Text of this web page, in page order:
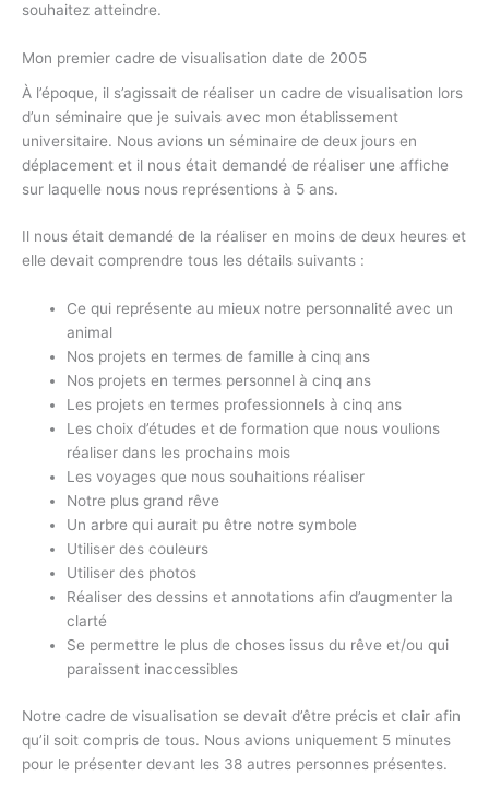
souhaitez atteindre.
Mon premier cadre de visualisation date de 2005
À l’époque, il s’agissait de réaliser un cadre de visualisation lors
d’un séminaire que je suivais avec mon établissement
universitaire. Nous avions un séminaire de deux jours en
déplacement et il nous était demandé de réaliser une affiche
sur laquelle nous nous représentions à 5 ans.
Il nous était demandé de la réaliser en moins de deux heures et
elle devait comprendre tous les détails suivants :
Ce qui représente au mieux notre personnalité avec un
animal
Nos projets en termes de famille à cinq ans
Nos projets en termes personnel à cinq ans
Les projets en termes professionnels à cinq ans
Les choix d’études et de formation que nous voulions
réaliser dans les prochains mois
Les voyages que nous souhaitions réaliser
Notre plus grand rêve
Un arbre qui aurait pu être notre symbole
Utiliser des couleurs
Utiliser des photos
Réaliser des dessins et annotations afin d’augmenter la
clarté
Se permettre le plus de choses issus du rêve et/ou qui
paraissent inaccessibles
Notre cadre de visualisation se devait d’être précis et clair afin
qu’il soit compris de tous. Nous avions uniquement 5 minutes
pour le présenter devant les 38 autres personnes présentes.